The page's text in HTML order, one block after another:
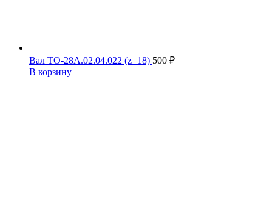
Вал ТО-28А.02.04.022 (z=18) 500 ₽
В корзину